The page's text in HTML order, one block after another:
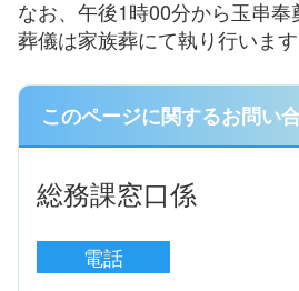
なお、午後1時00分から玉串奉
葬儀は家族葬にて執り行います
このページに関するお問い
総務課窓口係
電話